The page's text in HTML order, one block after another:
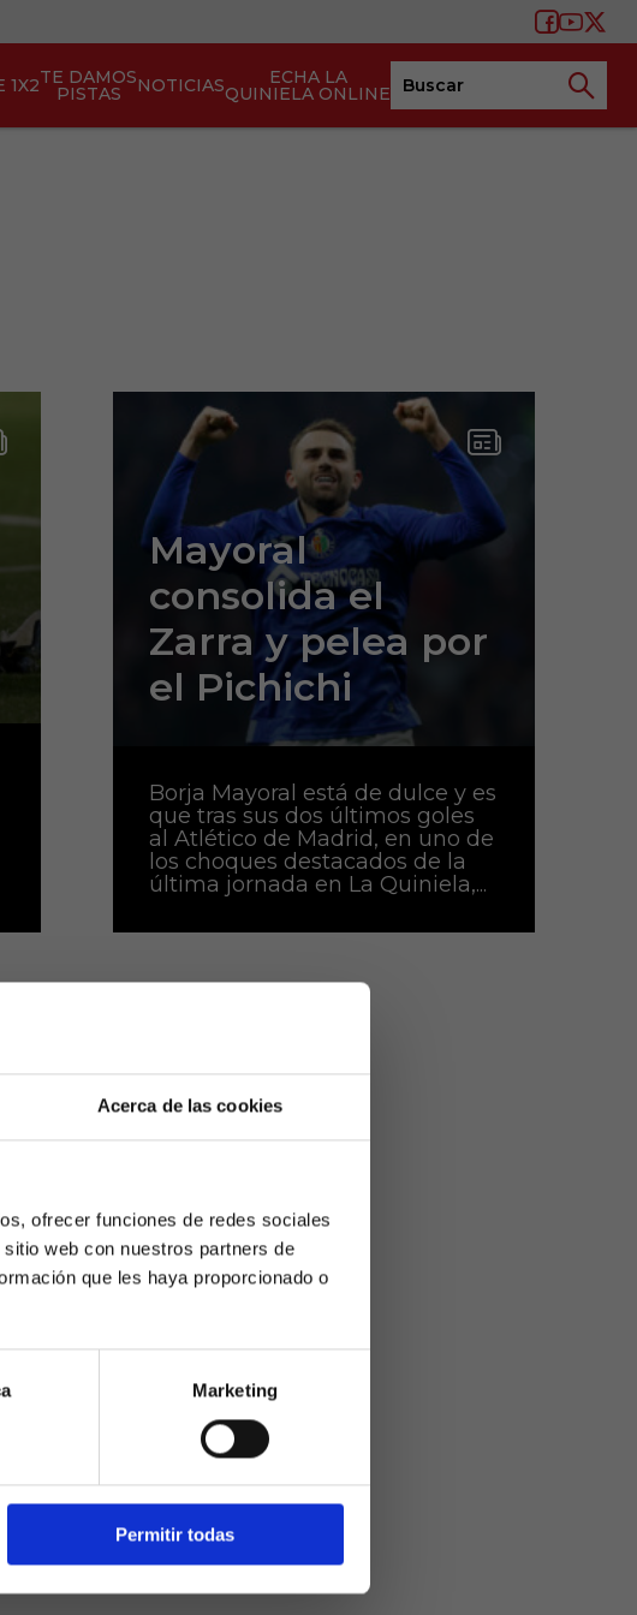
Acerca de las cookies
ofrecer funciones de redes sociales
web con nuestros partners de
que les haya proporcionado o
Marketing
Permitir todas
exclusivamente a
usuarios mayores
responder con
1X2TE DAMOS
PISTAS NOTICIAS ECHA LA
QUINIELA ONLINE
Mayoral
consolida el
Zarra y pelea por
el Pichichi
Borja Mayoral está de dulce y es
que tras sus dos últimos goles
al Atlético de Madrid, en uno de
los choques destacados de la
última jornada en La Quiniela,...